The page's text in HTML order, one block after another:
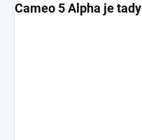
Cameo 5 Alpha je tady